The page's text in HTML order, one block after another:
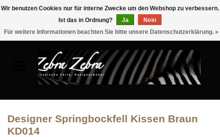
MÖBEL
WOHNACCESSOIRES
Designer Springbockfell Kissen Braun
KD014
Wir benutzen Cookies nur für interne Zwecke um den Webshop zu verbessern.
Ist das in Ordnung?
Ja
Nein
Für weitere Informationen beachten Sie bitte unsere Datenschutzerklärung. »